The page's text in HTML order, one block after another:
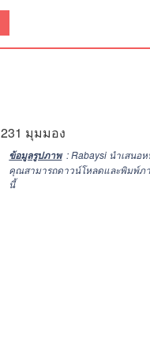
231 มุมมอง
ข้อมูลรูปภาพ : Rabaysi นำเสนอ
คุณสามารถดาวน์โหลดและพิมพ์ภ
นี้